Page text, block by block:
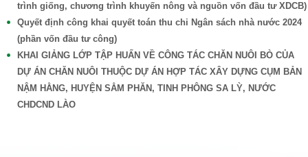
trình giống, chương trình khuyến nông và nguồn vốn đầu tư XDCB)
Quyết định công khai quyết toán thu chi Ngân sách nhà nước 2024
(phần vốn đầu tư công)
KHAI GIẢNG LỚP TẬP HUẤN VỀ CÔNG TÁC CHĂN NUÔI BÒ CỦA
DỰ ÁN CHĂN NUÔI THUỘC DỰ ÁN HỢP TÁC XÂY DỰNG CỤM BẢN
NẬM HẰNG, HUYỆN SẲM PHĂN, TINH PHÔNG SA LỲ, NƯỚC
CHDCND LÀO